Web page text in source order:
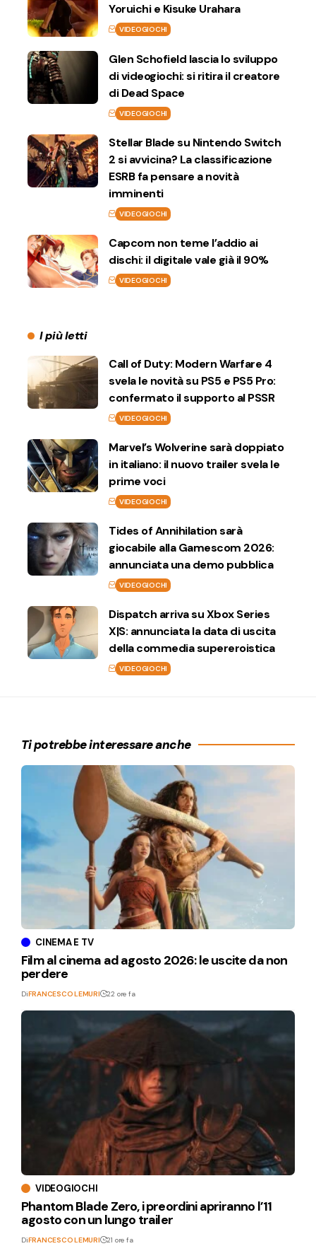
Yoruichi e Kisuke Urahara
VIDEOGIOCHI
Glen Schofield lascia lo sviluppo
di videogiochi: si ritira il creatore
di Dead Space
VIDEOGIOCHI
Stellar Blade su Nintendo Switch
2 si avvicina? La classificazione
ESRB fa pensare a novità
imminenti
VIDEOGIOCHI
Capcom non teme l’addio ai
dischi: il digitale vale già il 90%
VIDEOGIOCHI
I più letti
Call of Duty: Modern Warfare 4
svela le novità su PS5 e PS5 Pro:
confermato il supporto al PSSR
VIDEOGIOCHI
Marvel’s Wolverine sarà doppiato
in italiano: il nuovo trailer svela le
prime voci
VIDEOGIOCHI
Tides of Annihilation sarà
giocabile alla Gamescom 2026:
annunciata una demo pubblica
VIDEOGIOCHI
Dispatch arriva su Xbox Series
X|S: annunciata la data di uscita
della commedia supereroistica
VIDEOGIOCHI
Ti potrebbe interessare anche
CINEMA E TV
Film al cinema ad agosto 2026: le uscite da non
perdere
DiFRANCESCO LEMURI 22 ore fa
VIDEOGIOCHI
Phantom Blade Zero, i preordini apriranno l’11
agosto con un lungo trailer
DiFRANCESCO LEMURI 21 ore fa